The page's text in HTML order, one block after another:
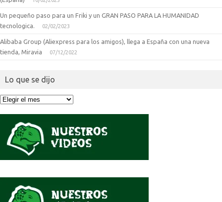
Un pequeño paso para un Friki y un GRAN PASO PARA LA HUMANIDAD
tecnologica.
02/02/2023
Alibaba Group (Aliexpress para los amigos), llega a España con una nueva
tienda, Miravia
07/12/2022
Lo que se dijo
Lo